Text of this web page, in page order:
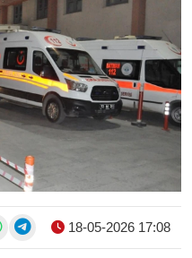
18-05-2026 17:08